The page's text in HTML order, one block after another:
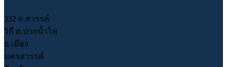
332 ถ.สวรรค์
วิถี ต.ปากน้ำโพ
อ.เมือง
นครสวรรค์